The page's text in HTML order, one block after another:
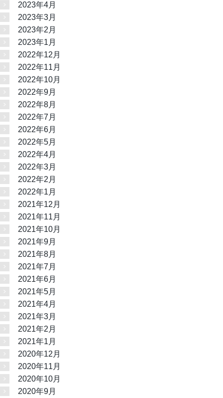
2023年4月
2023年3月
2023年2月
2023年1月
2022年12月
2022年11月
2022年10月
2022年9月
2022年8月
2022年7月
2022年6月
2022年5月
2022年4月
2022年3月
2022年2月
2022年1月
2021年12月
2021年11月
2021年10月
2021年9月
2021年8月
2021年7月
2021年6月
2021年5月
2021年4月
2021年3月
2021年2月
2021年1月
2020年12月
2020年11月
2020年10月
2020年9月